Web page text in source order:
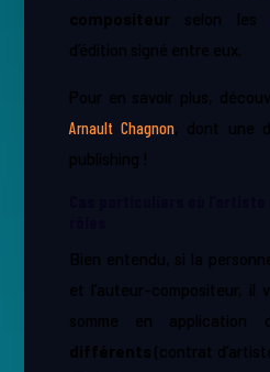
compositeur selon les
d’édition signé entre eux.
Pour en savoir plus,
Arnault Chagnon , dont une
publishing !
Bien entendu, si la
et l’auteur-compositeur, il
somme en application
différents(contrat